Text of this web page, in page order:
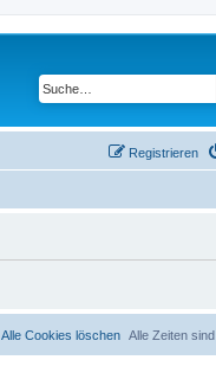
Registrieren
Alle Zeiten sind
Alle Cookies löschen